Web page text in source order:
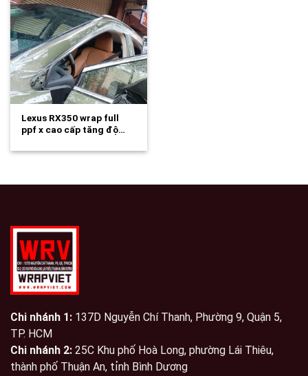
Lexus RX350 wrap full
ppf x cao cấp tăng độ…
Chi nhánh 1: 137D Nguyễn Chí Thanh, Phường 9, Quận 5,
TP. HCM
Chi nhánh 2: 25C Khu phố Hoà Long, phường Lái Thiêu,
thành phố Thuận An, tỉnh Bình Dương